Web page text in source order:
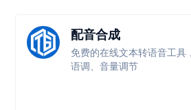
配音合成
免费的在线文本转语音工具
语调、音量调节